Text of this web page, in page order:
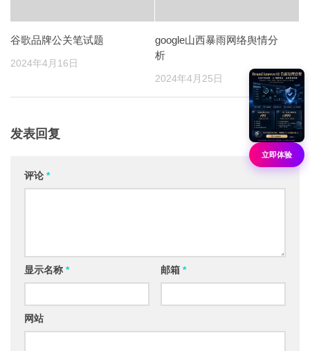
谷歌品牌公关笔试题
2024年4月16日
google山西暴雨网络舆情分
析
2024年4月25日
发表回复
评论 *
显示名称 * 邮箱 *
网站
立即体验